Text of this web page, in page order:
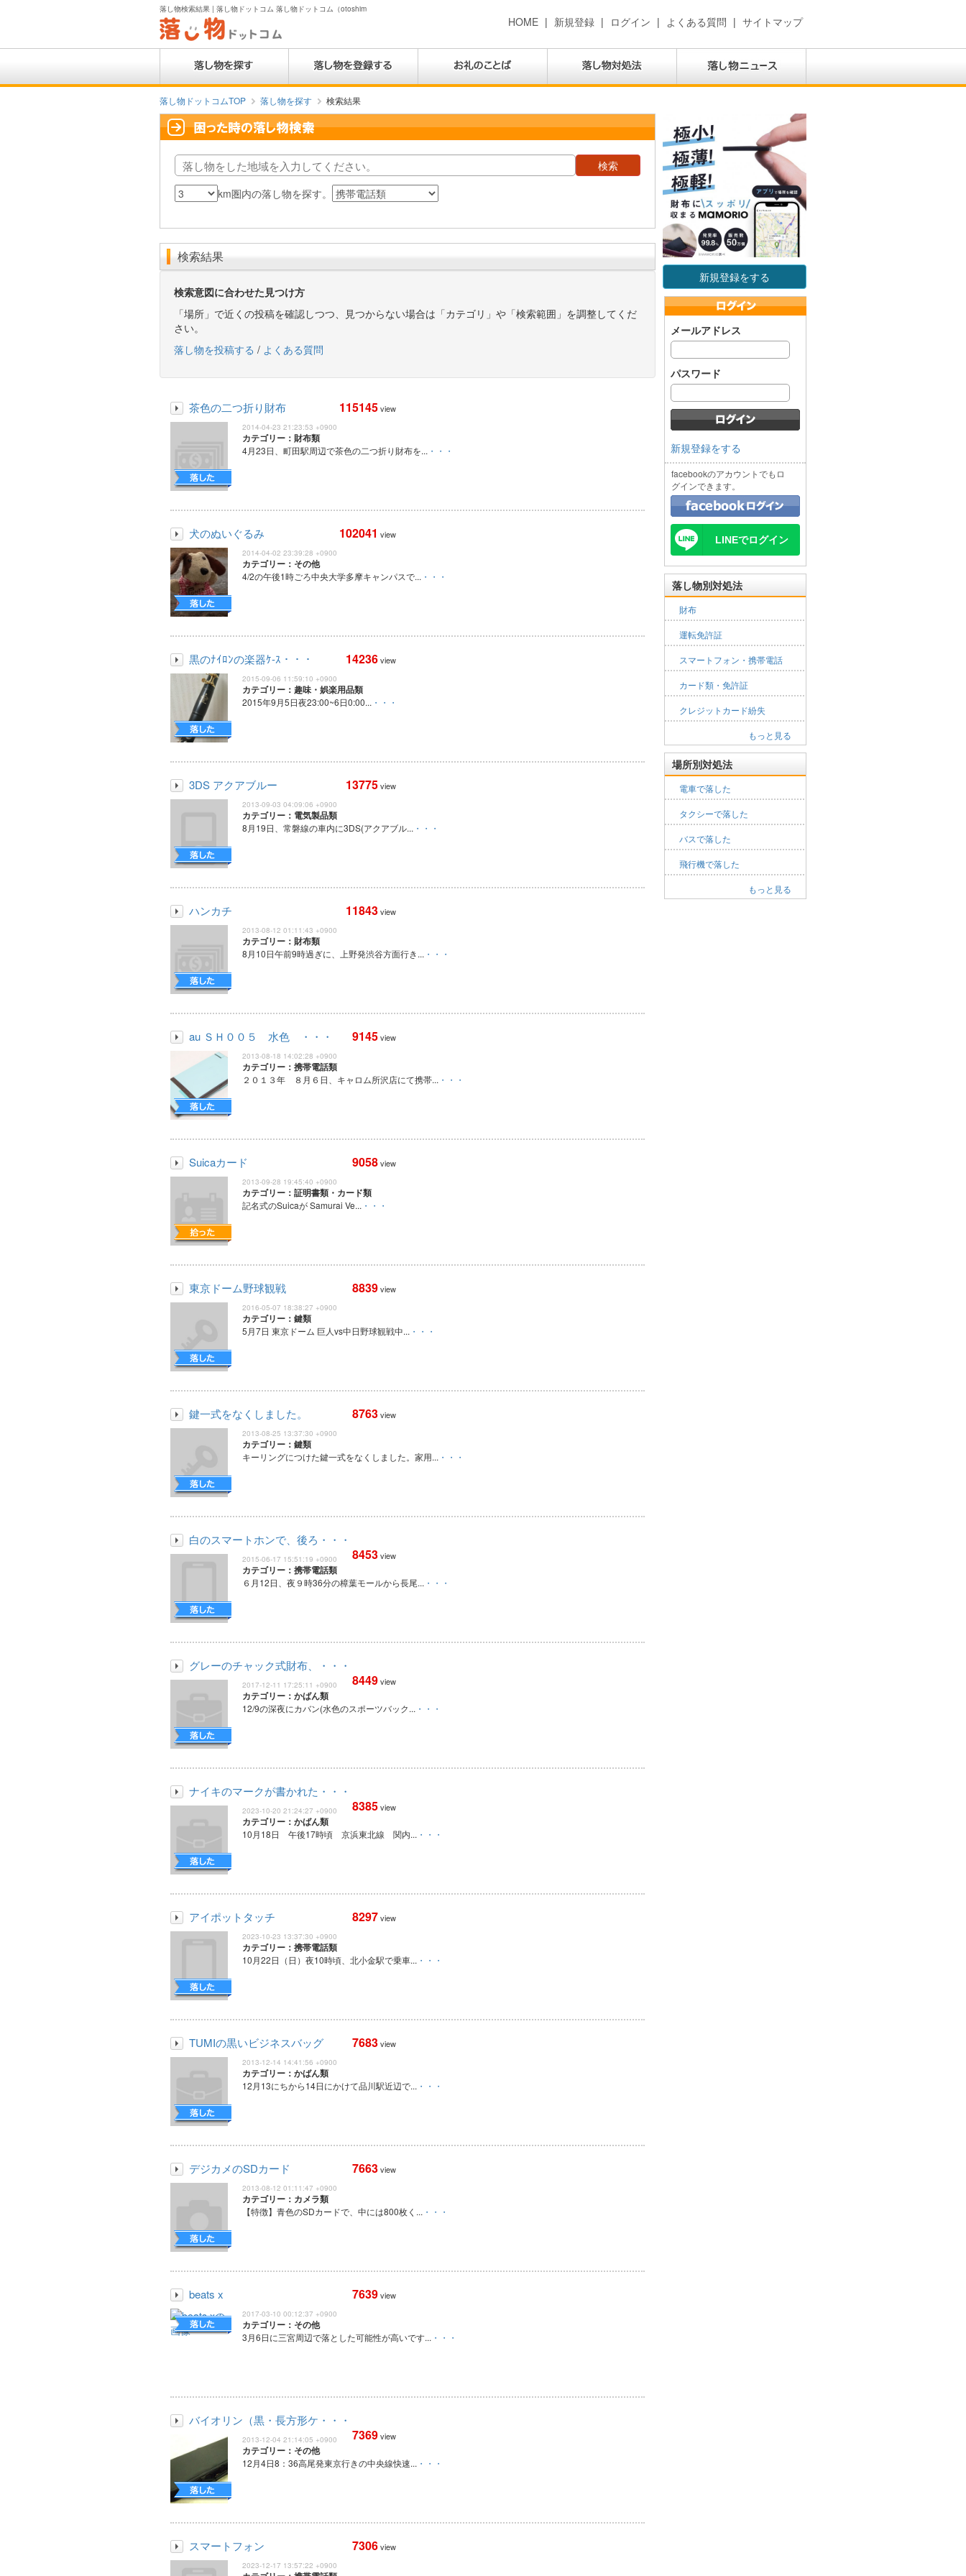
落し物検索結果 | 落し物ドットコム 落し物ドットコム（otoshim
HOME | 新規登録 | ログイン | よくある質問 | サイトマップ
落し物ドットコムTOP 落し物を探す 検索結果
新規登録をする
メールアドレス
パスワード
新規登録をする
facebookのアカウントでもロ
グインできます。
LINEでログイン
落し物別対処法
財布
運転免許証
スマートフォン・携帯電話
カード類・免許証
クレジットカード紛失
もっと見る
場所別対処法
電車で落した
タクシーで落した
バスで落した
飛行機で落した
もっと見る
落
し
物
し
た
地
域
検
範
囲
（km）
km圏内の落し物を探す。
カ
ゴ
リ
検索結果
検索意図に合わせた見つけ方
「場所」で近くの投稿を確認しつつ、見つからない場合は「カテゴリ」や「検索範囲」を調整してくだ
さい。
落し物を投稿する / よくある質問
茶色の二つ折り財布 115145view
2014-04-23 21:23:53 +0900
カテゴリー：財布類
4月23日、町田駅周辺で茶色の二つ折り財布を... ・・・
犬のぬいぐるみ 102041 view
2014-04-02 23:39:28 +0900
カテゴリー：その他
4/2の午後1時ごろ中央大学多摩キャンパスで... ・・・
黒のﾅｲﾛﾝの楽器ｹ-ｽ・・・ 14236view
2015-09-06 11:59:10 +0900
カテゴリー：趣味・娯楽用品類
2015年9月5日夜23:00~6日0:00... ・・・
3DS アクアブルー 13775view
2013-09-03 04:09:06 +0900
カテゴリー：電気製品類
8月19日、常磐線の車内に3DS(アクアブル... ・・・
ハンカチ 11843view
2013-08-12 01:11:43 +0900
カテゴリー：財布類
8月10日午前9時過ぎに、上野発渋谷方面行き... ・・・
au ＳＨ００５ 水色 ・・・ 9145view
2013-08-18 14:02:28 +0900
カテゴリー：携帯電話類
２０１３年 ８月６日、キャロム所沢店にて携帯... ・・・
Suicaカード 9058view
2013-09-28 19:45:40 +0900
カテゴリー：証明書類・カード類
記名式のSuicaが Samurai Ve... ・・・
東京ドーム野球観戦 8839view
2016-05-07 18:38:27 +0900
カテゴリー：鍵類
5月7日 東京ドーム 巨人vs中日野球観戦中... ・・・
鍵一式をなくしました。 8763view
2013-08-25 13:37:30 +0900
カテゴリー：鍵類
キーリングにつけた鍵一式をなくしました。家用... ・・・
白のスマートホンで、後ろ・・・
8453view
2015-06-17 15:51:19 +0900
カテゴリー：携帯電話類
６月12日、夜９時36分の樟葉モールから長尾... ・・・
グレーのチャック式財布、・・・
8449view
2017-12-11 17:25:11 +0900
カテゴリー：かばん類
12/9の深夜にカバン(水色のスポーツバック... ・・・
ナイキのマークが書かれた・・・
8385view
2023-10-20 21:24:27 +0900
カテゴリー：かばん類
10月18日 午後17時頃 京浜東北線 関内... ・・・
アイポットタッチ 8297view
2023-10-23 13:37:30 +0900
カテゴリー：携帯電話類
10月22日（日）夜10時頃、北小金駅で乗車... ・・・
TUMIの黒いビジネスバッグ 7683view
2013-12-14 14:41:56 +0900
カテゴリー：かばん類
12月13にちから14日にかけて品川駅近辺で... ・・・
デジカメのSDカード 7663view
2013-08-12 01:11:47 +0900
カテゴリー：カメラ類
【特徴】青色のSDカードで、中には800枚く... ・・・
beats x 7639view
2017-03-10 00:12:37 +0900
カテゴリー：その他
3月6日に三宮周辺で落とした可能性が高いです... ・・・
バイオリン（黒・長方形ケ・・・
7369view
2013-12-04 21:14:05 +0900
カテゴリー：その他
12月4日8：36高尾発東京行きの中央線快速... ・・・
スマートフォン 7306view
2023-12-17 13:57:22 +0900